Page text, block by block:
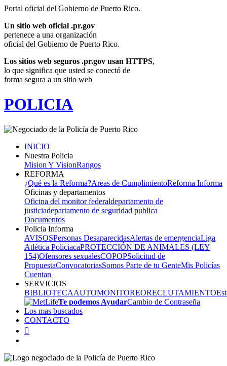
Portal oficial del Gobierno de Puerto Rico.
Un sitio web oficial .pr.gov
pertenece a una organización
oficial del Gobierno de Puerto Rico.
Los sitios web seguros .pr.gov usan HTTPS,
lo que significa que usted se conectó de
forma segura a un sitio web
POLICIA
INICIO
Nuestra Policia
Mision Y VisionRangos
REFORMA
¿Qué es la Reforma?Areas de CumplimientoReforma Informa
Oficinas y departamentos
Oficina del monitor federaldepartamento de
justiciadepartamento de seguridad publica
Documentos
Policia Informa
AVISOSPersonas DesaparecidasAlertas de emergenciaLiga
Atlética PoliciacaPROTECCIÓN DE ANIMALES (LEY
154)Ofensores sexualesCOPOPSolicitud de
PropuestaConvocatoriasSomos Parte de tu GenteMis Policías
Cuentan
SERVICIOS
BIBLIOTECAAUTOMONITOREORECLUTAMIENTO
Te podemos AyudarCambio de Contraseña
Los mas buscados
CONTACTO
